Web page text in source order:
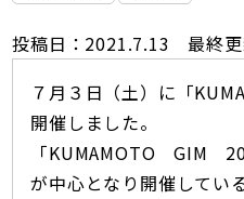
投稿日：2021.7.13 最終
７月３日（土）に「
開催しました。
「KUMAMOTO GIM
が中心となり開催してい